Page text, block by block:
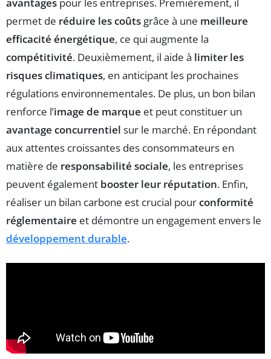
permet de réduire les coûts grâce à une meilleure
efficacité énergétique, ce qui augmente la
compétitivité. Deuxièmement, il aide à limiter les
risques climatiques, en anticipant les prochaines
régulations environnementales. De plus, un bon bilan
renforce l’image de marque et peut constituer un
avantage concurrentiel sur le marché. En répondant
aux attentes croissantes des consommateurs en
matière de responsabilité sociale, les entreprises
peuvent également booster leur réputation. Enfin,
réaliser un bilan carbone est crucial pourconformité
réglementaire et démontre un engagement envers le
développement durable.